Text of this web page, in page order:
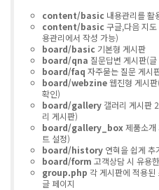
content/basic 내용관리를 활
content/basic 구글,다음 지
용관리에서 작성 가능)
board/basic 기본형 게시판
board/qna 질문답변 게시판(
board/faq 자주묻는 질문 게시
board/webzine웹진형 게시
확인)
board/gallery 갤러리 게시판
리 게시판)
board/gallery_box제품소개
트 설정)
board/history 연혁을 쉽게 추
board/form 고객상담 시 유용
group.php 각 게시판에 적용
글 페이지